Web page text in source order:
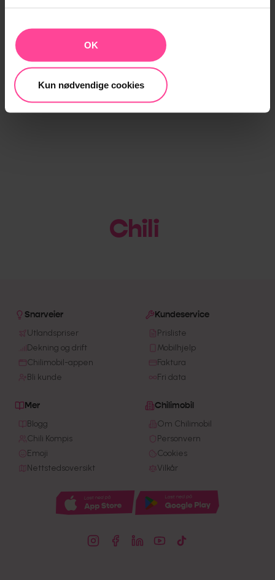
OK
Kun nødvendige cookies
Chili
Snarveier
Utlandspriser
Dekning og drift
Chilimobil-appen
Bli kunde
Kundeservice
Prisliste
Mobilhjelp
Faktura
Fri data
Mer
Blogg
Chili Kompis
Emoji
Nettstedsoversikt
Chilimobil
Om Chilimobil
Personvern
Cookies
Vilkår